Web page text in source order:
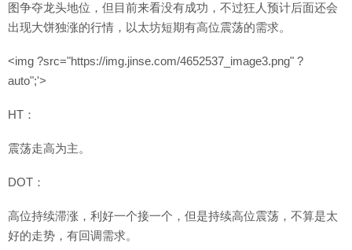
图争夺龙头地位，但目前来看没有成功，不过狂人预计后面还会
出现大饼独涨的行情，以太坊短期有高位震荡的需求。
<img ?src="https://img.jinse.com/4652537_image3.png" ?
auto";'>
HT：
震荡走高为主。
DOT：
高位持续滞涨，利好一个接一个，但是持续高位震荡，不算是太
好的走势，有回调需求。